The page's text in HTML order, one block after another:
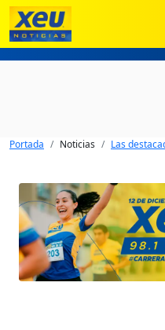
Portada Noticias Las